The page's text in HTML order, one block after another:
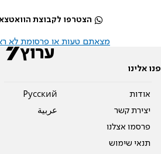
הצטרפו לקבוצת
מצאתם טעות או פרסומת לא
פנו אלינו
אודות
יצירת קשר
פרסמו אצלנו
תנאי שימוש
Pусский
عربية